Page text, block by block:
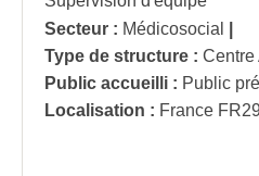
Secteur : Médicosocial
Type de structure : Centre
Public accueilli : Public
Localisation : France